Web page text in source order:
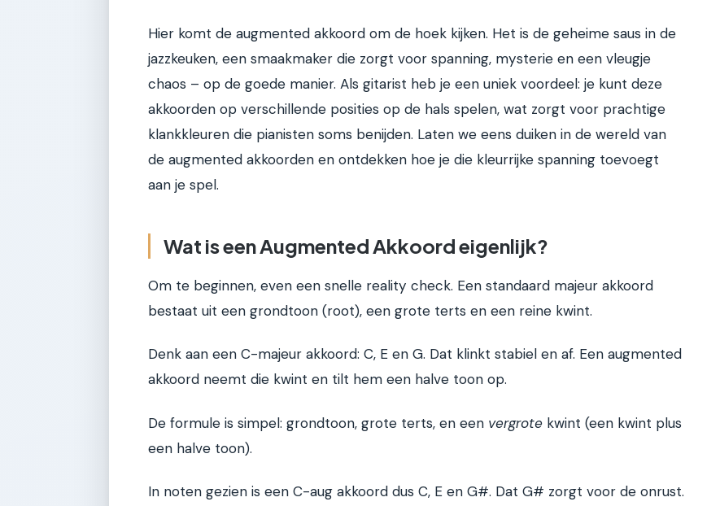
Hier komt de augmented akkoord om de hoek kijken. Het is de geheime saus in de
jazzkeuken, een smaakmaker die zorgt voor spanning, mysterie en een vleugje
chaos – op de goede manier. Als gitarist heb je een uniek voordeel: je kunt deze
akkoorden op verschillende posities op de hals spelen, wat zorgt voor prachtige
klankkleuren die pianisten soms benijden. Laten we eens duiken in de wereld van
de augmented akkoorden en ontdekken hoe je die kleurrijke spanning toevoegt
aan je spel.
Wat is een Augmented Akkoord eigenlijk?
Om te beginnen, even een snelle reality check. Een standaard majeur akkoord
bestaat uit een grondtoon (root), een grote terts en een reine kwint.
Denk aan een C-majeur akkoord: C, E en G. Dat klinkt stabiel en af. Een augmented
akkoord neemt die kwint en tilt hem een halve toon op.
De formule is simpel: grondtoon, grote terts, en een vergrote kwint (een kwint plus
een halve toon).
In noten gezien is een C-aug akkoord dus C, E en G#. Dat G# zorgt voor de onrust.